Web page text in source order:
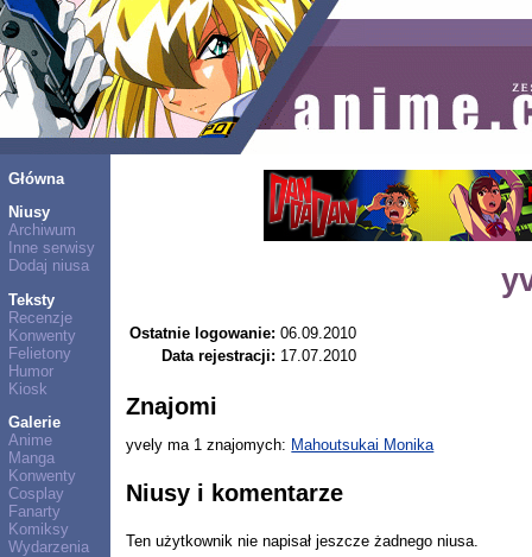
Główna
Niusy
Archiwum
Inne serwisy
Dodaj niusa
Teksty
Recenzje
Konwenty
Felietony
Humor
Kiosk
Galerie
Anime
Manga
Konwenty
Cosplay
Fanarty
Komiksy
Wydarzenia
Ostatnie logowanie: 06.09.2010
Data rejestracji: 17.07.2010
Znajomi
yvely ma 1 znajomych: Mahoutsukai Monika
Niusy i komentarze
Ten użytkownik nie napisał jeszcze żadnego niusa.